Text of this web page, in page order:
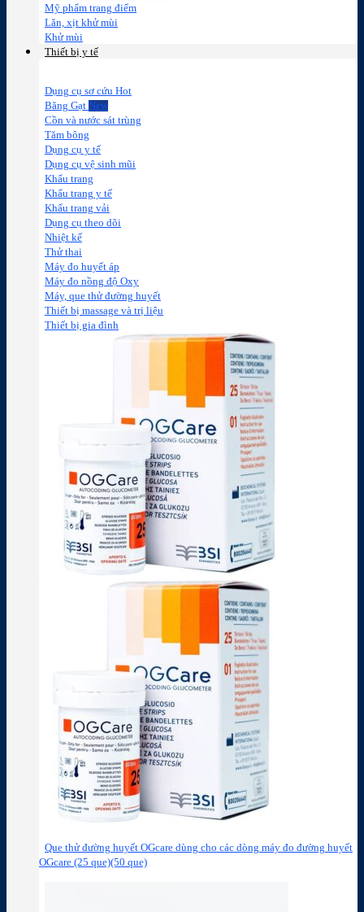
Mỹ phẩm trang điểm
Lăn, xịt khử mùi
Khử mùi
Thiết bị y tế
Dụng cụ sơ cứu
Băng Gạt
Cồn và nước sát trùng
Tăm bông
Dụng cụ y tế
Dụng cụ vệ sinh mũi
Khẩu trang
Khẩu trang y tế
Khẩu trang vải
Dụng cụ theo dõi
Nhiệt kế
Thử thai
Máy đo huyết áp
Máy đo nồng độ Oxy
Máy, que thử đường huyết
Thiết bị massage và trị liệu
Thiết bị gia đình
Que thử đường huyết OGcare dùng cho các dòng máy đo đường huyết
OGcare (25 que)(50 que)